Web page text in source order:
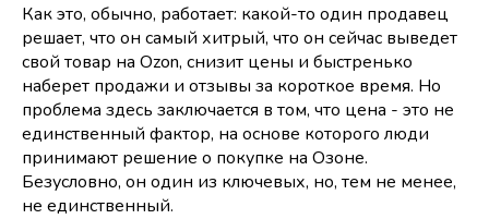
Как это, обычно, работает: какой-то один продавец
решает, что он самый хитрый, что он сейчас выведет
свой товар на Ozon, снизит цены и быстренько
наберет продажи и отзывы за короткое время. Но
проблема здесь заключается в том, что цена - это не
единственный фактор, на основе которого люди
принимают решение о покупке на Озоне.
Безусловно, он один из ключевых, но, тем не менее,
не единственный.